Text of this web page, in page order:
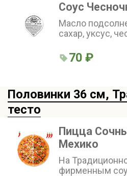
Соус
Масло
сахар, уксус,
70 ₽
Половинки 36 см,
тесто
Пицца
Мехико
На
фирменным